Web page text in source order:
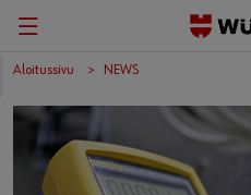
Aloitussivu NEWS